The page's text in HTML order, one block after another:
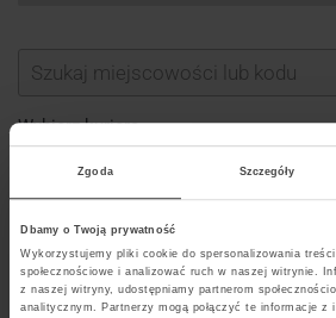
Zgoda Szczegóły
Dbamy o Twoją prywatność
Wykorzystujemy pliki cookie do spersonalizowania
społecznościowe i analizować ruch w naszej witrynie.
z naszej witryny, udostępniamy partnerom
analitycznym. Partnerzy mogą połączyć te informacje z
Wybierz kuriera
Szukaj punktu